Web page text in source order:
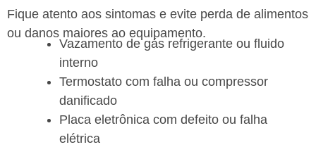
Fique atento aos sintomas e evite perda de alimentos
ou danos maiores ao equipamento.
Vazamento de gás refrigerante ou fluido
interno
Termostato com falha ou compressor
danificado
Placa eletrônica com defeito ou falha
elétrica